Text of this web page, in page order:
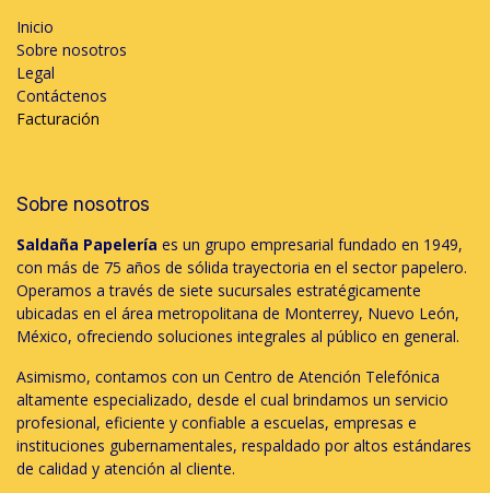
Inicio
Sobre nosotros
Legal
Contáctenos
Facturación
Sobre nosotros
Saldaña Papelería es un grupo empresarial fundado en 1949,
con más de 75 años de sólida trayectoria en el sector papelero.
Operamos a través de siete sucursales estratégicamente
ubicadas en el área metropolitana de Monterrey, Nuevo León,
México, ofreciendo soluciones integrales al público en general.
Asimismo, contamos con un Centro de Atención Telefónica
altamente especializado, desde el cual brindamos un servicio
profesional, eficiente y confiable a escuelas, empresas e
instituciones gubernamentales, respaldado por altos estándares
de calidad y atención al cliente.